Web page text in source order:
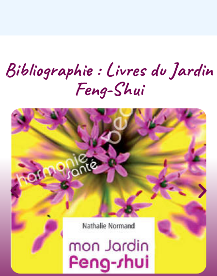
Bibliographie : Livres du Jardin
Feng-Shui